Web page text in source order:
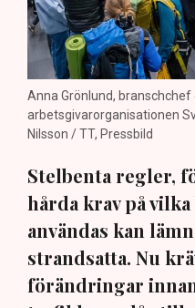
Anna Grönlund,
arbetsgivarorganisationen
Nilsson / TT, Pressbild
Stelbenta regler,
hårda krav på
användas kan
strandsatta. Nu
förändringar